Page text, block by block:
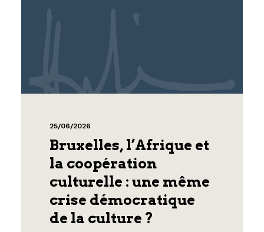
25/06/2026
Bruxelles, l’Afrique et
la coopération
culturelle : une même
crise démocratique
de la culture ?